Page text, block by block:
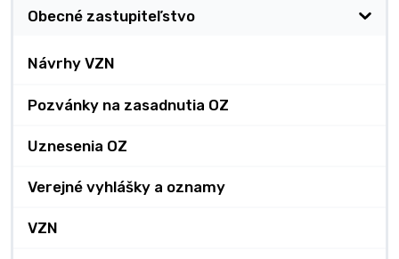
Obecné zastupiteľstvo
Návrhy VZN
Pozvánky na zasadnutia OZ
Uznesenia OZ
Verejné vyhlášky a oznamy
VZN